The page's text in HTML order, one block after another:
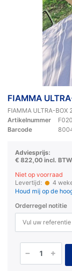
FIAMMA
FIAMMA ULTRA-BOX
Artikelnummer
Barcode
Adviesprijs:
€ 822,00 incl. BTW
Niet op voorraad
Levertijd:
4
Houd mij op de
Orderregel notitie